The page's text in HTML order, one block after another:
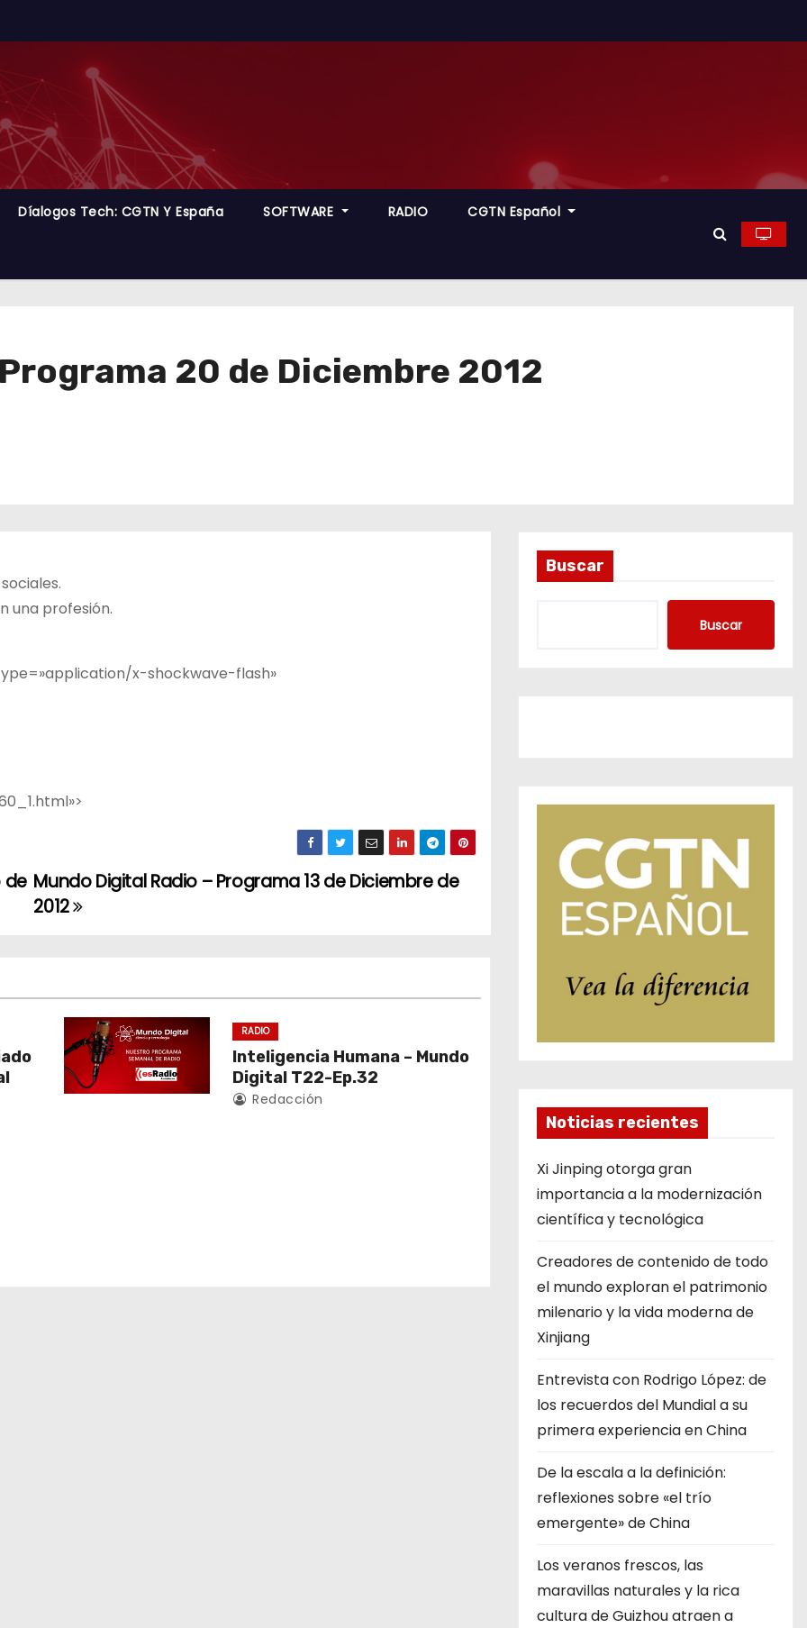
Díalogos Tech: CGTN Y España SOFTWARE RADIO CGTN Español
20 de Diciembre 2012
una profesión.
type=»application/x-shockwave-flash»
Mundo Digital Radio – Programa 13 de Diciembre de
2012
de
RADIO
Inteligencia Humana – Mundo
Digital T22-Ep.32
Redacción
Buscar
Buscar
Noticias recientes
Xi Jinping otorga gran
importancia a la modernización
científica y tecnológica
Creadores de contenido de todo
el mundo exploran el patrimonio
milenario y la vida moderna de
Xinjiang
Entrevista con Rodrigo López: de
los recuerdos del Mundial a su
primera experiencia en China
De la escala a la definición:
reflexiones sobre «el trío
emergente» de China
Los veranos frescos, las
maravillas naturales y la rica
cultura de Guizhou atraen a